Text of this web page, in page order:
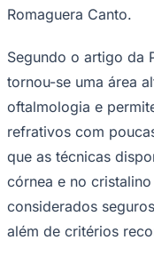
Mirassol
Romaguera Canto.
Segundo o artigo da
tornou-se uma área
oftalmologia e
refrativos com
que as técnicas
córnea e no
considerados
além de critérios